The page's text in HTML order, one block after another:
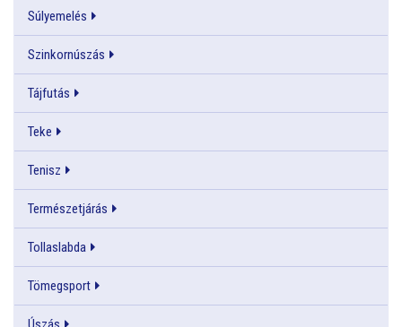
Súlyemelés
Szinkornúszás
Tájfutás
Teke
Tenisz
Természetjárás
Tollaslabda
Tömegsport